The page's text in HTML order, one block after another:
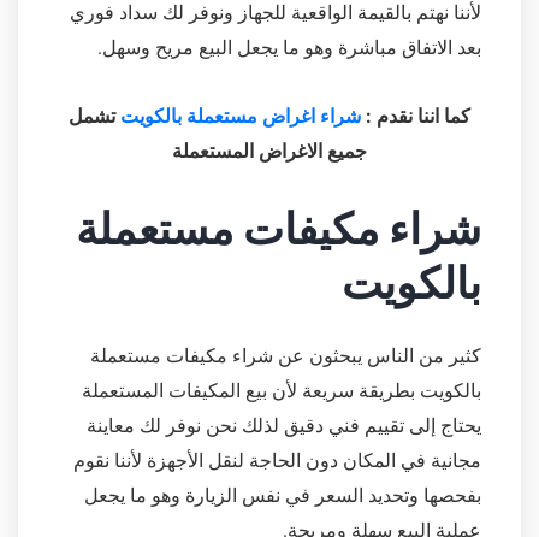
لأننا نهتم بالقيمة الواقعية للجهاز ونوفر لك سداد فوري
بعد الاتفاق مباشرة وهو ما يجعل البيع مريح وسهل.
كما اننا نقدم : شراء اغراض مستعملة بالكويت تشمل
جميع الاغراض المستعملة
شراء مكيفات مستعملة
بالكويت
كثير من الناس يبحثون عن شراء مكيفات مستعملة
بالكويت بطريقة سريعة لأن بيع المكيفات المستعملة
يحتاج إلى تقييم فني دقيق لذلك نحن نوفر لك معاينة
مجانية في المكان دون الحاجة لنقل الأجهزة لأننا نقوم
بفحصها وتحديد السعر في نفس الزيارة وهو ما يجعل
عملية البيع سهلة ومريحة.